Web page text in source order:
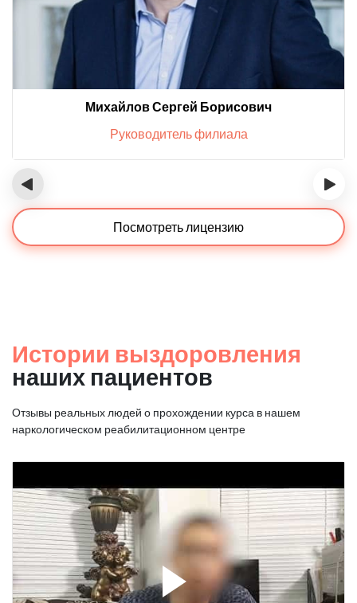
Михайлов Сергей Борисович
Руководитель филиала
‹ ›
Посмотреть лицензию
Истории выздоровления
наших пациентов
Отзывы реальных людей о прохождении курса в нашем
наркологическом реабилитационном центре